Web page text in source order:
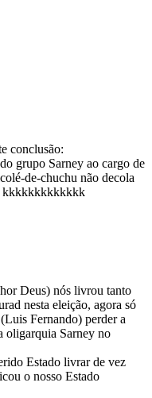
conclusão:
grupo Sarney ao cargo de
de-chuchu não decola
kkkkkkkkkkkkk
Deus) nós livrou tanto
nesta eleição, agora só
Fernando) perder a
oligarquia Sarney no
Estado livrar de vez
o nosso Estado